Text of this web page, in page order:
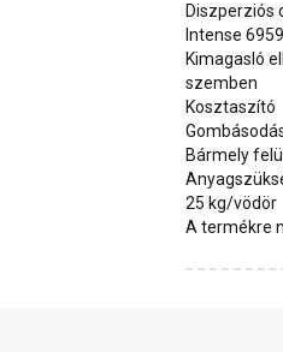
Diszperziós
Intense
Kimagasló
szemben
Kosztaszító
Bármely
25 kg/vödör
A termékre